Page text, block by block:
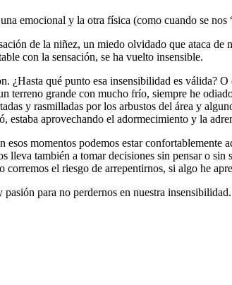
emocional y la otra física (como cuando se nos
de la niñez, un miedo olvidado que ataca
con la sensación, se ha vuelto insensible.
¿Hasta qué punto esa insensibilidad es válida?
terreno grande con mucho frío, siempre he
y rasmilladas por los arbustos del área y
estaba aprovechando el adormecimiento y la
esos momentos podemos estar
lleva también a tomar decisiones sin pensar o
corremos el riesgo de arrepentirnos, si algo he
para no perdernos en nuestra insensibilidad.